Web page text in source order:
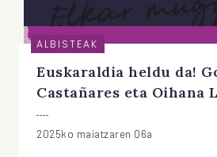
ALBISTEAK
Euskaraldia heldu da!
Castañares eta Oihana
2025ko maiatzaren 06a